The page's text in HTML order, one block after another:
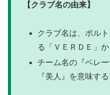
【クラブ名の由来】
クラブ名は、ポル
る「ＶＥＲＤＥ」
チーム名の『ベレ
『美人』を意味する